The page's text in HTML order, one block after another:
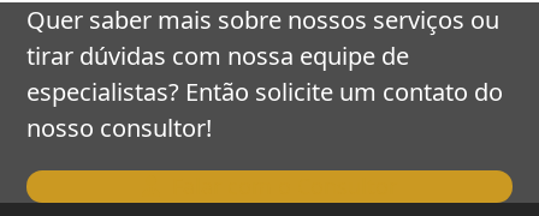
carousel
navigation
buttons
Quer saber mais sobre nossos serviços ou
tirar dúvidas com nossa equipe de
especialistas? Então solicite um contato do
nosso consultor!